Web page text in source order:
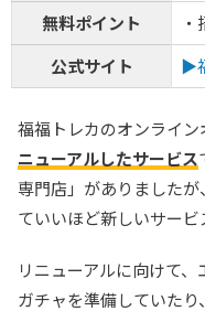
無料ポイント
公式サイト
▶
福福トレカのオンライン
ニューアルしたサービス
専門店」がありました
ていいほど新しいサービ
リニューアルに向けて
ガチャを準備していた